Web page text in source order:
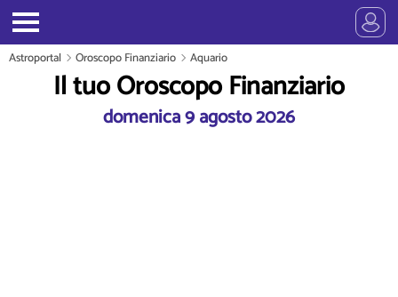
Astroportal Oroscopo Finanziario Aquario
Il tuo Oroscopo Finanziario
domenica 9 agosto 2026